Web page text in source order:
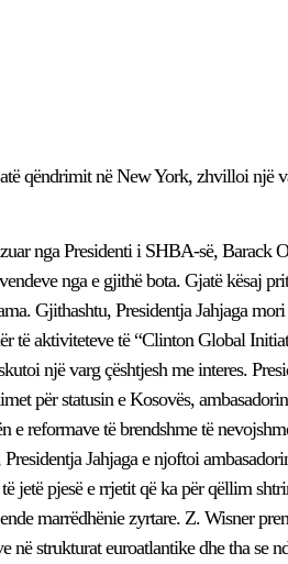
qëndrimit në New York, zhvilloi një
nga Presidenti i SHBA-së, Barack
nga e gjithë bota. Gjatë kësaj
Gjithashtu, Presidentja Jahjaga
të aktiviteteve të “Clinton Global
një varg çështjesh me interes.
për statusin e Kosovës,
e reformave të brendshme të
Jahjaga e njoftoi
jetë pjesë e rrjetit që ka për qëllim
marrëdhënie zyrtare. Z. Wisner
në strukturat euroatlantike dhe tha se